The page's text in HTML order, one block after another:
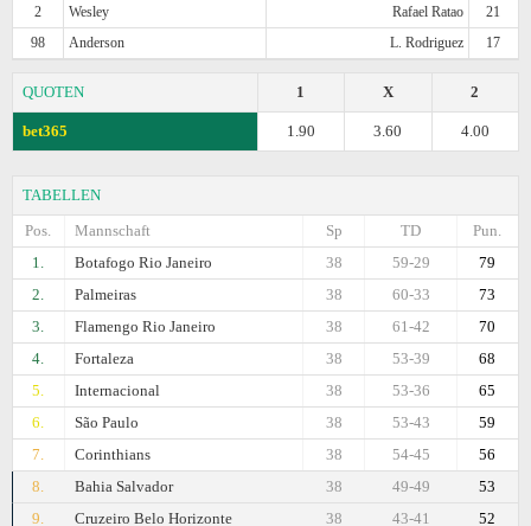
2
Wesley Rafael Ratao
21
98
Anderson L. Rodriguez 17
QUOTEN 2
X
1
bet365 4.00
3.60
1.90
TABELLEN
Pos.
Mannschaft Pun.
TD
Sp
1.
Botafogo Rio Janeiro 79
59-29
38
2.
Palmeiras 73
60-33
38
3.
Flamengo Rio Janeiro 70
61-42
38
4.
Fortaleza 68
53-39
38
5.
Internacional 65
53-36
38
6.
São Paulo 59
53-43
38
7.
Corinthians 56
54-45
38
8.
Bahia Salvador 53
49-49
38
9.
Cruzeiro Belo Horizonte 52
43-41
38